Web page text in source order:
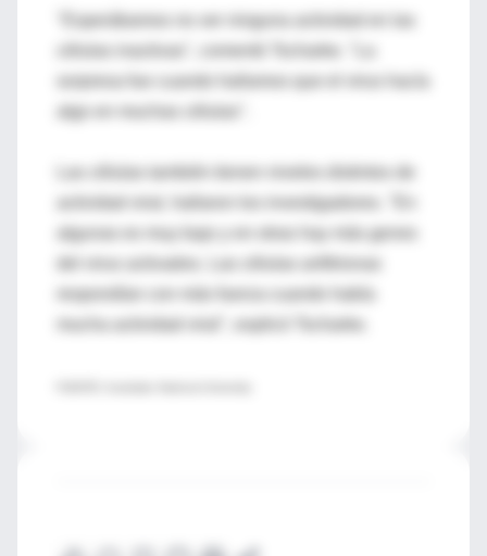
"Esperábamos no ver ninguna actividad en las
algo en muchas células".
actividad viral, hallaron los investigadores. "En
algunas es muy bajo y en otras hay más genes